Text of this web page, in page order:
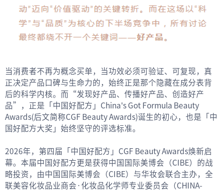
当消费者不再为概念买单，当功效必须可验证、可复现，真
正决定产品口碑与生命力的，始终正是那个隐藏在成分表背
后的科学内核。而“发现好产品、传播好产品、创造好产
品”，正是「中国好配方」China's Got Formula Beauty
Awards(后文简称CGF Beauty Awards)诞生的初心，也是「中
国好配方大奖」始终坚守的评选标准。
2026年，第四届「中国好配方」CGF Beauty Awards焕新启
幕。本届中国好配方更是获得中国国际美博会（CIBE）的战
略投资，由中国国际美博会（CIBE）与华妆会联合主办，全
联美容化妆品业商会·化妆品化学师专业委员会（CHINA-